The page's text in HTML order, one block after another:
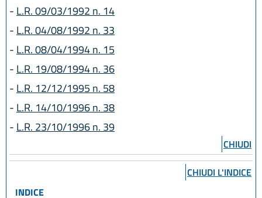
- L.R. 09/03/1992 n. 14
- L.R. 04/08/1992 n. 33
- L.R. 08/04/1994 n. 15
- L.R. 19/08/1994 n. 36
- L.R. 12/12/1995 n. 58
- L.R. 14/10/1996 n. 38
- L.R. 23/10/1996 n. 39
CHIUDI
CHIUDI L'INDICE
INDICE